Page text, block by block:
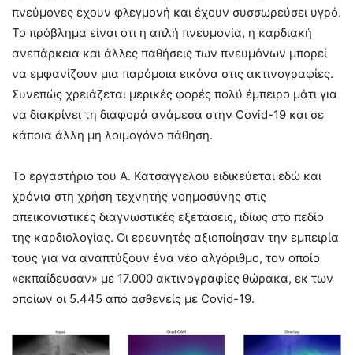
πνεύμονες έχουν φλεγμονή και έχουν συσσωρεύσει υγρό.
Το πρόβλημα είναι ότι η απλή πνευμονία, η καρδιακή
ανεπάρκεια και άλλες παθήσεις των πνευμόνων μπορεί
να εμφανίζουν μια παρόμοια εικόνα στις ακτινογραφίες.
Συνεπώς χρειάζεται μερικές φορές πολύ έμπειρο μάτι για
να διακρίνει τη διαφορά ανάμεσα στην Covid-19 και σε
κάποια άλλη μη λοιμογόνο πάθηση.
Το εργαστήριο του Α. Κατσάγγελου ειδικεύεται εδώ και
χρόνια στη χρήση τεχνητής νοημοσύνης στις
απεικονιστικές διαγνωστικές εξετάσεις, ιδίως στο πεδίο
της καρδιολογίας. Οι ερευνητές αξιοποίησαν την εμπειρία
τους για να αναπτύξουν ένα νέο αλγόριθμο, τον οποίο
«εκπαίδευσαν» με 17.000 ακτινογραφίες θώρακα, εκ των
οποίων οι 5.445 από ασθενείς με Covid-19.